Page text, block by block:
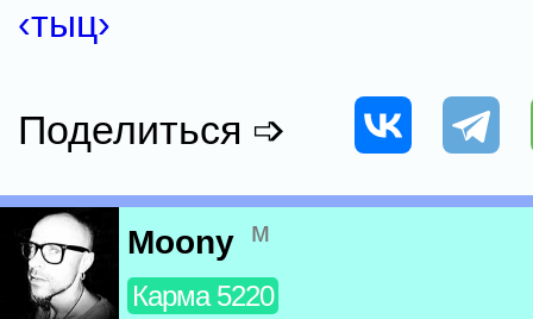
‹тыц›
Поделиться ➩
Moony м
Карма 5220